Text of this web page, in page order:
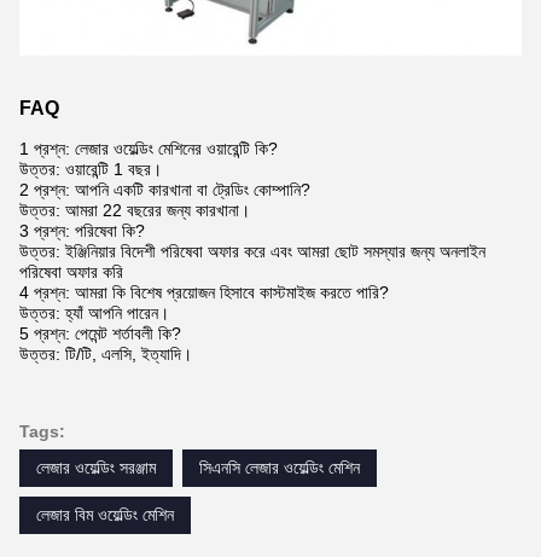
FAQ
1 প্রশ্ন: লেজার ওয়েল্ডিং মেশিনের ওয়ারেন্টি কি?
উত্তর: ওয়ারেন্টি 1 বছর।
2 প্রশ্ন: আপনি একটি কারখানা বা ট্রেডিং কোম্পানি?
উত্তর: আমরা 22 বছরের জন্য কারখানা।
3 প্রশ্ন: পরিষেবা কি?
উত্তর: ইঞ্জিনিয়ার বিদেশী পরিষেবা অফার করে এবং আমরা ছোট সমস্যার জন্য অনলাইন
পরিষেবা অফার করি
4 প্রশ্ন: আমরা কি বিশেষ প্রয়োজন হিসাবে কাস্টমাইজ করতে পারি?
উত্তর: হ্যাঁ আপনি পারেন।
5 প্রশ্ন: পেমেন্ট শর্তাবলী কি?
উত্তর: টি/টি, এলসি, ইত্যাদি।
Tags:
লেজার ওয়েল্ডিং সরঞ্জাম
সিএনসি লেজার ওয়েল্ডিং মেশিন
লেজার বিম ওয়েল্ডিং মেশিন